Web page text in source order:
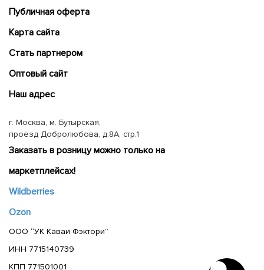
Публичная оферта
Карта сайта
Cтать партнером
Оптовый сайт
Наш адрес
г. Москва, м. Бутырская,
проезд Добролюбова, д.8А, стр.1
Заказать в розницу можно только на
маркетплейсах!
Wildberries
Ozon
ООО “УК Каваи Фэктори”
ИНН 7715140739
КПП 771501001